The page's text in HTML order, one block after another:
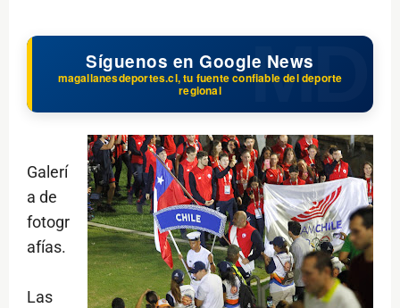
Síguenos en Google News
magallanesdeportes.cl, tu fuente confiable del deporte
regional
Galerí
a de
fotogr
afías.
Las